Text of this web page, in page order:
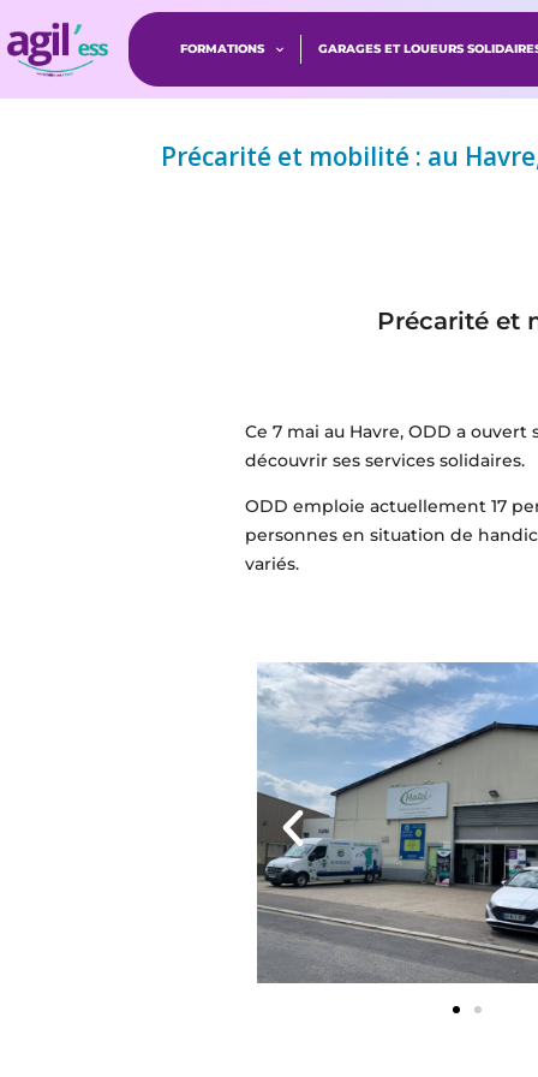
FORMATIONS GARAGES ET LOUEURS
Précarité et mobilité : au
Précarité et
Ce 7 mai au Havre, ODD a
découvrir ses services solidaires.
ODD emploie actuellement 17
personnes en situation de
variés.